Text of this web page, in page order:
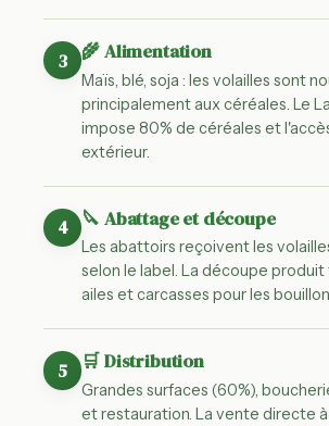
3 🌾 Alimentation
Maïs, blé, soja : les volailles sont
principalement aux céréales. Le
impose 80% de céréales et
extérieur.
4 🔪 Abattage et découpe
Les abattoirs reçoivent les
selon le label. La découpe produit
ailes et carcasses pour les
5 🛒 Distribution
Grandes surfaces (60%),
et restauration. La vente directe